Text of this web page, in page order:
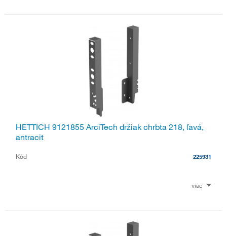
HETTICH 9121855 ArciTech držiak chrbta 218, ľavá,
antracit
Kód 225931
viac